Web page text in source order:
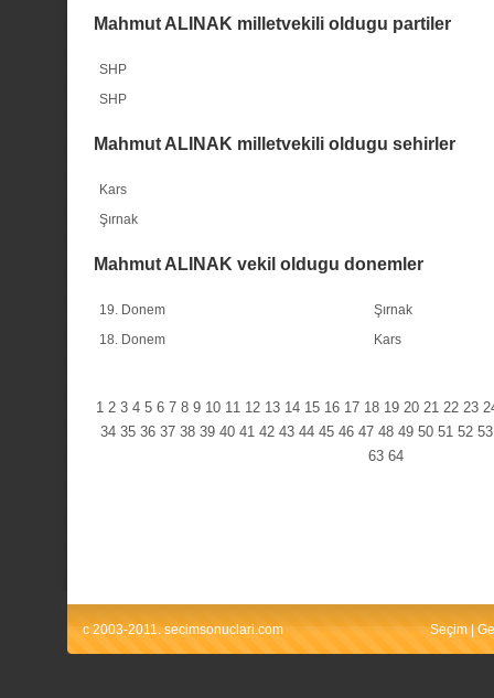
Mahmut ALINAK milletvekili oldugu partiler
SHP
SHP
Mahmut ALINAK milletvekili oldugu sehirler
Kars
Şırnak
Mahmut ALINAK vekil oldugu donemler
19. Donem
Şırnak
18. Donem
Kars
1 2 3 4 5 6 7 8 9 10 11 12 13 14 15 16 17 18 19 20 21 22 23
34 35 36 37 38 39 40 41 42 43 44 45 46 47 48 49 50 51 52 53
63 64
c 2003-2011. secimsonuclari.com Seçim